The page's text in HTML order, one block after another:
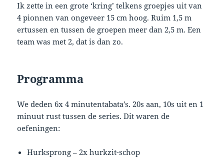
Ik zette in een grote ‘kring’ telkens groepjes uit van
4 pionnen van ongeveer 15 cm hoog. Ruim 1,5 m
ertussen en tussen de groepen meer dan 2,5 m. Een
team was met 2, dat is dan zo.
Programma
We deden 6x 4 minutentabata’s. 20s aan, 10s uit en 1
minuut rust tussen de series. Dit waren de
oefeningen:
Hurksprong – 2x hurkzit-schop